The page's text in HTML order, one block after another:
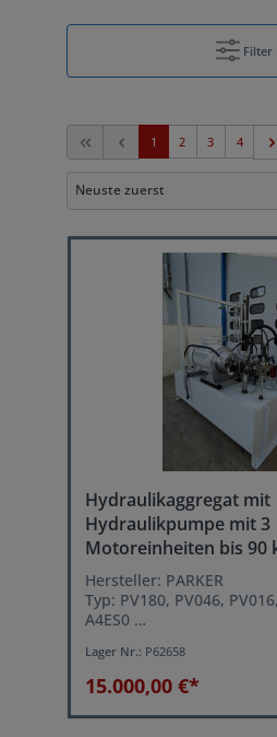
Filter
1 2 3 4
Hydraulikaggregat mit
Hydraulikpumpe mit 3
Motoreinheiten bis 90
Hersteller: PARKER
Typ: PV180, PV046,
A4ES0
Nenndruck (Pumpe): 350
Hydrauliktank: 2100 Liter
Motorleistung: 90 kW
Lager Nr.: P62658
15.000,00 €*